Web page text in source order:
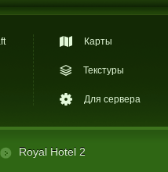
Карты
Текстуры
Для сервера
Royal Hotel 2